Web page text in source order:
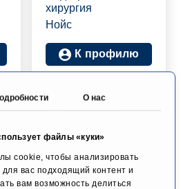
О нас
файлы «куки»
cookie, чтобы анализировать
вас подходящий контент и
вам возможность делиться
хирургия
Нойс
К профилю